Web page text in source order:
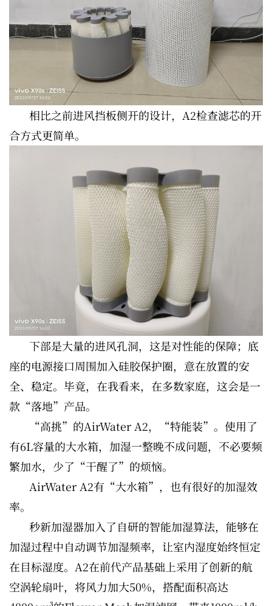
相比之前进风挡板侧开的设计，A2检查滤芯的开
合方式更简单。
下部是大量的进风孔洞，这是对性能的保障；底
座的电源接口周围加入硅胶保护圈，意在放置的安
全、稳定。毕竟，在我看来，在多数家庭，这会是一
款“落地”产品。
“高挑”的AirWater A2，“特能装”。使用了
有6L容量的大水箱，加湿一整晚不成问题，不必要频
繁加水，少了“干醒了”的烦恼。
AirWater A2有“大水箱”，也有很好的加湿效
率。
秒新加湿器加入了自研的智能加湿算法，能够在
加湿过程中自动调节加湿频率，让室内湿度始终恒定
在目标湿度。A2在前代产品基础上采用了创新的航
空涡轮扇叶，将风力加大50%，搭配面积高达